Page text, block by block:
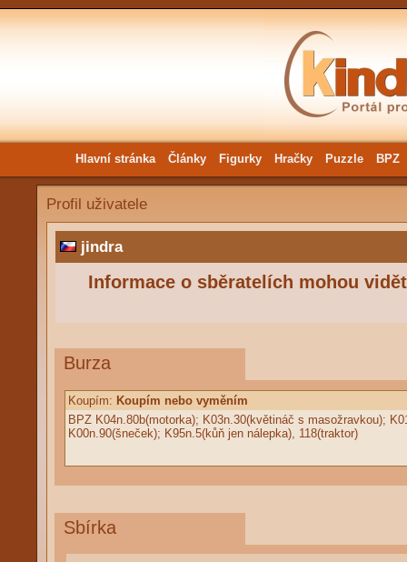
Hlavní stránka Články Figurky Hračky Puzzle BPZ
Profil uživatele
jindra
Informace o sběratelích mohou
Burza
Koupím: Koupím nebo vyměním
BPZ K04n.80b(motorka); K03n.30(květináč s masožravkou);
K00n.90(šneček); K95n.5(kůň jen nálepka), 118(traktor)
Sbírka